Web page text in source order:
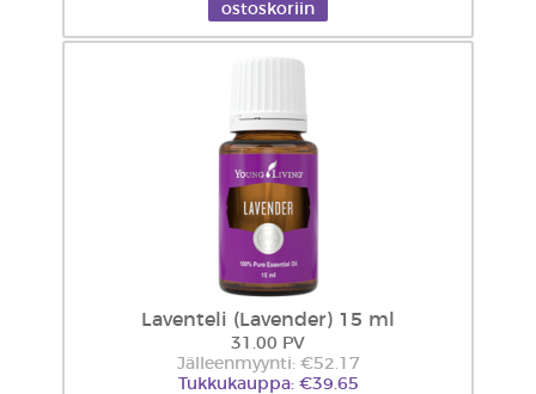
ostoskoriin
Laventeli (Lavender) 15 ml
31.00 PV
Jälleenmyynti: €52.17
Tukkukauppa: €39.65